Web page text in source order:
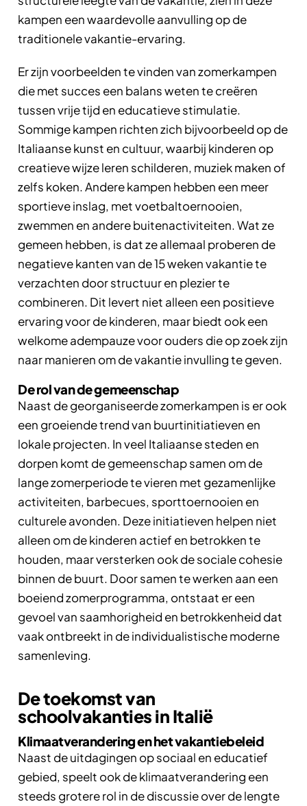
kampen een waardevolle aanvulling op de
traditionele vakantie-ervaring.
Er zijn voorbeelden te vinden van zomerkampen
die met succes een balans weten te creëren
tussen vrije tijd en educatieve stimulatie.
Sommige kampen richten zich bijvoorbeeld op de
Italiaanse kunst en cultuur, waarbij kinderen op
creatieve wijze leren schilderen, muziek maken of
zelfs koken. Andere kampen hebben een meer
sportieve inslag, met voetbaltoernooien,
zwemmen en andere buitenactiviteiten. Wat ze
gemeen hebben, is dat ze allemaal proberen de
negatieve kanten van de 15 weken vakantie te
verzachten door structuur en plezier te
combineren. Dit levert niet alleen een positieve
ervaring voor de kinderen, maar biedt ook een
welkome adempauze voor ouders die op zoek zijn
naar manieren om de vakantie invulling te geven.
De rol van de gemeenschap
Naast de georganiseerde zomerkampen is er ook
een groeiende trend van buurtinitiatieven en
lokale projecten. In veel Italiaanse steden en
dorpen komt de gemeenschap samen om de
lange zomerperiode te vieren met gezamenlijke
activiteiten, barbecues, sporttoernooien en
culturele avonden. Deze initiatieven helpen niet
alleen om de kinderen actief en betrokken te
houden, maar versterken ook de sociale cohesie
binnen de buurt. Door samen te werken aan een
boeiend zomerprogramma, ontstaat er een
gevoel van saamhorigheid en betrokkenheid dat
vaak ontbreekt in de individualistische moderne
samenleving.
De toekomst van
schoolvakanties in Italië
Klimaatverandering en het vakantiebeleid
Naast de uitdagingen op sociaal en educatief
gebied, speelt ook de klimaatverandering een
steeds grotere rol in de discussie over de lengte